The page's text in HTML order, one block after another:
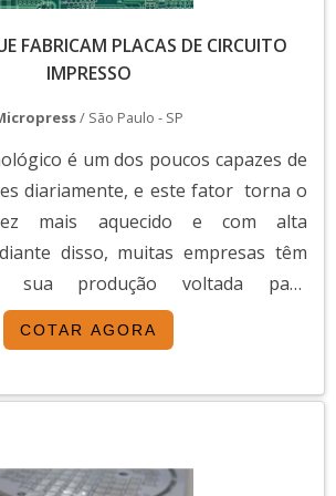
PCI oferece maior eficiência e
dos dispositivos.
maior versatilidade em
onde há necessidade de
movimentação constante.
são comuns em dispositivos
e painéis automotivos.
DAS PLACAS
IMPRESSO?
circuito impresso fabricadas
telecomunicações,
FABRICAM PLACAS DE CIRCUITO
IMPRESSO
/ São Paulo - SP
é um dos poucos capazes de
diariamente, e este fator torna o
mais aquecido e com alta
disso, muitas empresas têm
sua produção voltada para
itens, que utilizam componentes
desses componentes são
eletrônicos, detentores de
COTAR AGORA